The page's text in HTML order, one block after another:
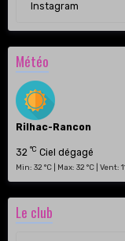
Instagram
Météo
Rilhac-Rancon
32 °C Ciel dégagé
Min: 32 °C | Max: 32 °C | Vent:
Le club